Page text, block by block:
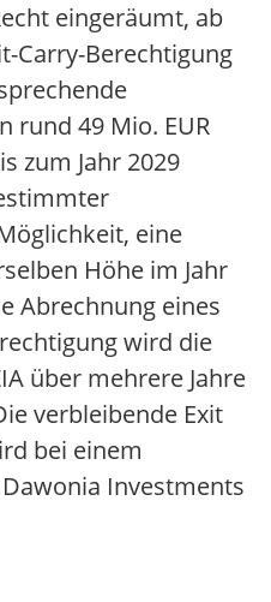
eingeräumt, ab
Carry-Berechtigung
rund 49 Mio. EUR
zum Jahr 2029
eine
Höhe im Jahr
Abrechnung eines
wird die
über mehrere Jahre
verbleibende Exit
bei einem
Investments